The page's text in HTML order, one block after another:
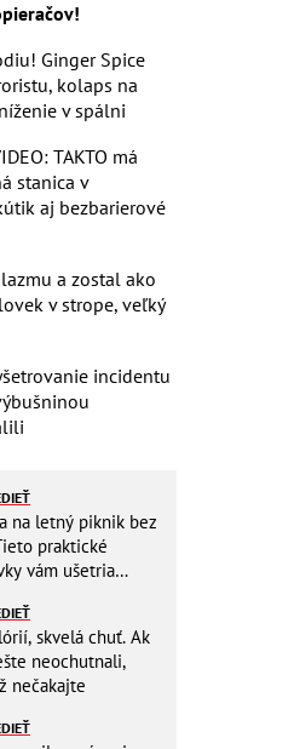
Ginger Spice
kolaps na
v spálni
TAKTO má
stanica v
aj bezbarierové
a zostal ako
v strope, veľký
incidentu
na letný piknik bez
praktické
vám ušetria
skvelá chuť. Ak
neochutnali,
nečakajte